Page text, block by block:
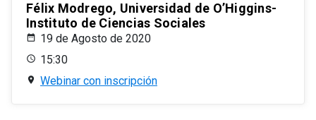
Félix Modrego, Universidad de O’Higgins-
Instituto de Ciencias Sociales
19 de Agosto de 2020
15:30
Webinar con inscripción